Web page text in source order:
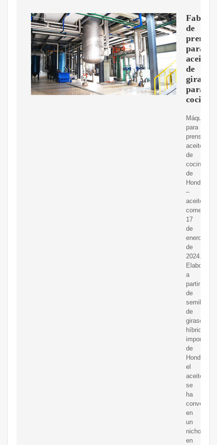
de
prensas
para
aceite
de
girasol
para
cocinar
Máquina
para
prensar
aceite
de
cocina
de
Honduras
–
aceite
17
de
enero
de
2024.
Elaborado
a
partir
de
semillas
de
girasol
híbridas
importadas
de
Honduras,
el
aceite
se
ha
convertido
en
un
nicho
en